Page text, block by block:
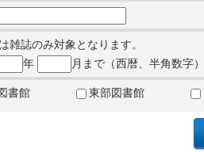
雑誌のみ対象となります。
年 月まで（西暦、半角数字）
書館 東部図書館